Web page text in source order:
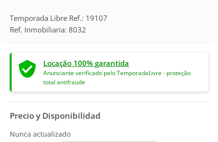
Temporada Libre Ref.: 19107
Ref. Inmobiliaria: 8032
Locação 100% garantida
Anunciante verificado pelo TemporadaLivre - proteção
total antifraude
Precio y Disponibilidad
Nunca actualizado